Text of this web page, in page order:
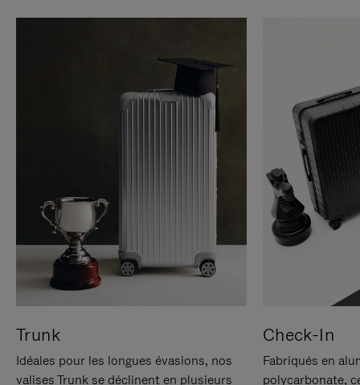
Trunk
Idéales pour les longues évasions, nos
valises Trunk se déclinent en plusieurs
Check-In
Fabriqués en
polycarbonate,